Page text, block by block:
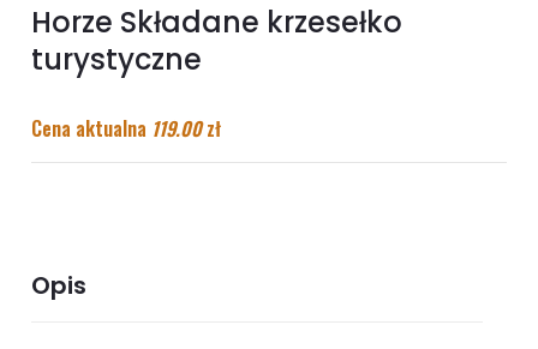
Horze Składane krzesełko
turystyczne
Cena aktualna 119.00zł
Opis